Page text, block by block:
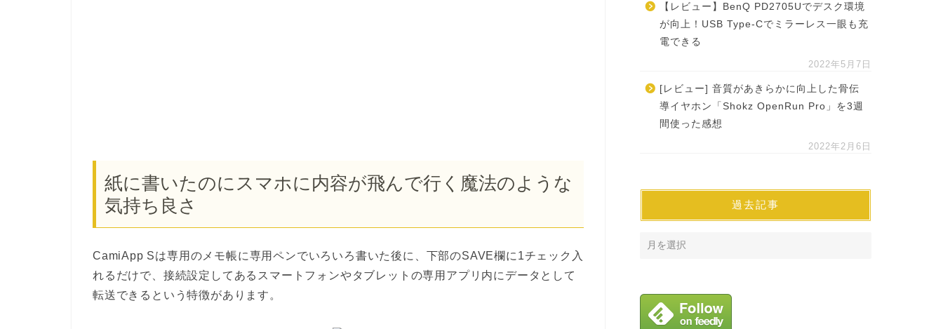
紙に書いたのにスマホに内容が飛んで行く魔法のような
気持ち良さ
CamiApp Sは専用のメモ帳に専用ペンでいろいろ書いた後に、下部のSAVE欄に1チェック入
れるだけで、接続設定してあるスマートフォンやタブレットの専用アプリ内にデータとして
転送できるという特徴があります。
【レビュー】BenQ PD2705Uでデスク環境
が向上！USB Type-Cでミラーレス一眼も充
電できる
2022年5月7日
[レビュー] 音質があきらかに向上した骨伝
導イヤホン「Shokz OpenRun Pro」を3週
間使った感想
2022年2月6日
過去記事